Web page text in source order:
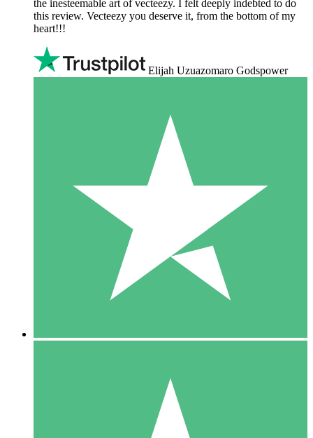
the inesteemable art of vecteezy. I felt deeply indebted to do
this review. Vecteezy you deserve it, from the bottom of my
heart!!!
Elijah Uzuazomaro Godspower